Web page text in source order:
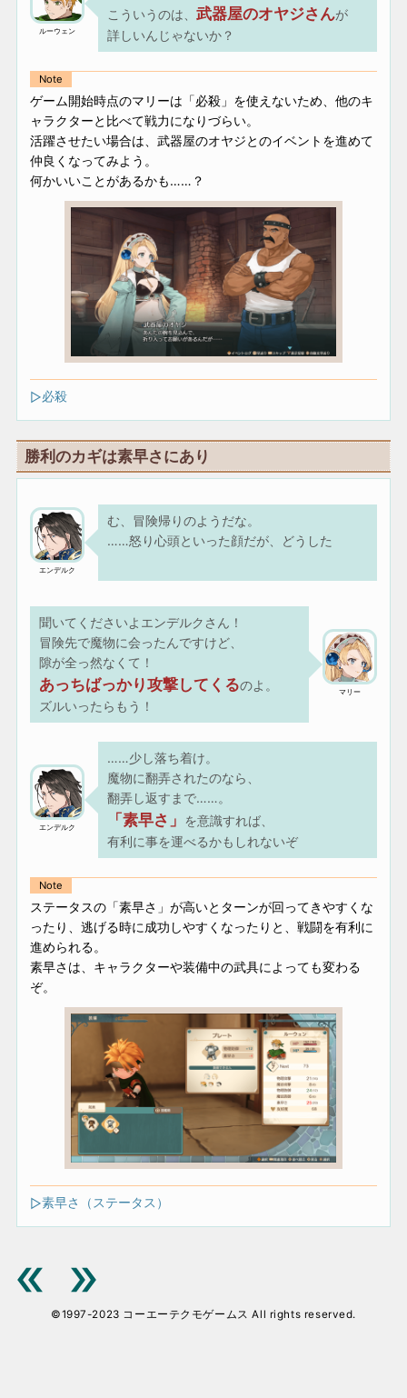
ルーウェン
こういうのは、武器屋のオヤジさんが
詳しいんじゃないか？
Note
ゲーム開始時点のマリーは「必殺」を使えないため、他のキ
ャラクターと比べて戦力になりづらい。
活躍させたい場合は、武器屋のオヤジとのイベントを進めて
仲良くなってみよう。
何かいいことがあるかも……？
必殺
勝利のカギは素早さにあり
エンデルク
む、冒険帰りのようだな。
……怒り心頭といった顔だが、どうした
聞いてくださいよエンデルクさん！
冒険先で魔物に会ったんですけど、
隙が全っ然なくて！
あっちばっかり攻撃してくるのよ。
ズルいったらもう！
マリー
エンデルク
……少し落ち着け。
魔物に翻弄されたのなら、
翻弄し返すまで……。
「素早さ」 を意識すれば、
有利に事を運べるかもしれないぞ
Note
ステータスの「素早さ」が高いとターンが回ってきやすくな
ったり、逃げる時に成功しやすくなったりと、戦闘を有利に
進められる。
素早さは、キャラクターや装備中の武具によっても変わる
ぞ。
素早さ（ステータス）
©1997-2023 コーエーテクモゲームス All rights reserved.